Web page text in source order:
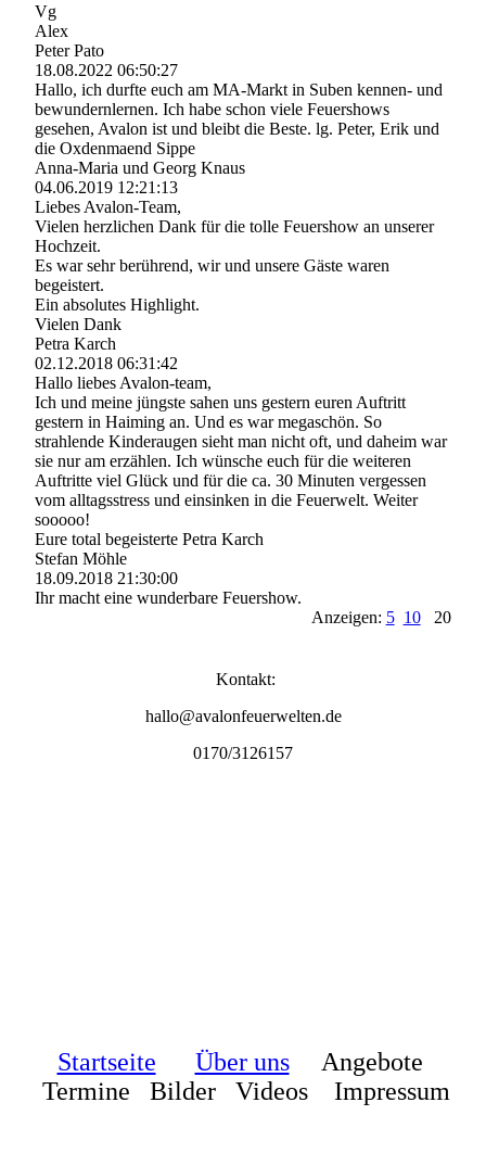
Vg
Alex
Peter Pato
18.08.2022 06:50:27
Hallo, ich durfte euch am MA-Markt in Suben kennen- und
bewundernlernen. Ich habe schon viele Feuershows
gesehen, Avalon ist und bleibt die Beste. lg. Peter, Erik und
die Oxdenmaend Sippe
Anna-Maria und Georg Knaus
04.06.2019 12:21:13
Liebes Avalon-Team,
Vielen herzlichen Dank für die tolle Feuershow an unserer
Hochzeit.
Es war sehr berührend, wir und unsere Gäste waren
begeistert.
Ein absolutes Highlight.
Vielen Dank
Petra Karch
02.12.2018 06:31:42
Hallo liebes Avalon-team,
Ich und meine jüngste sahen uns gestern euren Auftritt
gestern in Haiming an. Und es war megaschön. So
strahlende Kinderaugen sieht man nicht oft, und daheim war
sie nur am erzählen. Ich wünsche euch für die weiteren
Auftritte viel Glück und für die ca. 30 Minuten vergessen
vom alltagsstress und einsinken in die Feuerwelt. Weiter
sooooo!
Eure total begeisterte Petra Karch
Stefan Möhle
18.09.2018 21:30:00
Ihr macht eine wunderbare Feuershow.
Anzeigen: 5 1020
Kontakt:
hallo@avalonfeuerwelten.de
0170/3126157
Startseite Über uns
Angebote
Termine Bilder Videos Impressum